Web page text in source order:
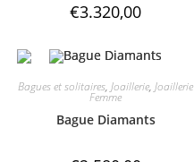
€3.320,00
Bagues et solitaires,Joaillerie,Joaillerie
Femme
Bague Diamants